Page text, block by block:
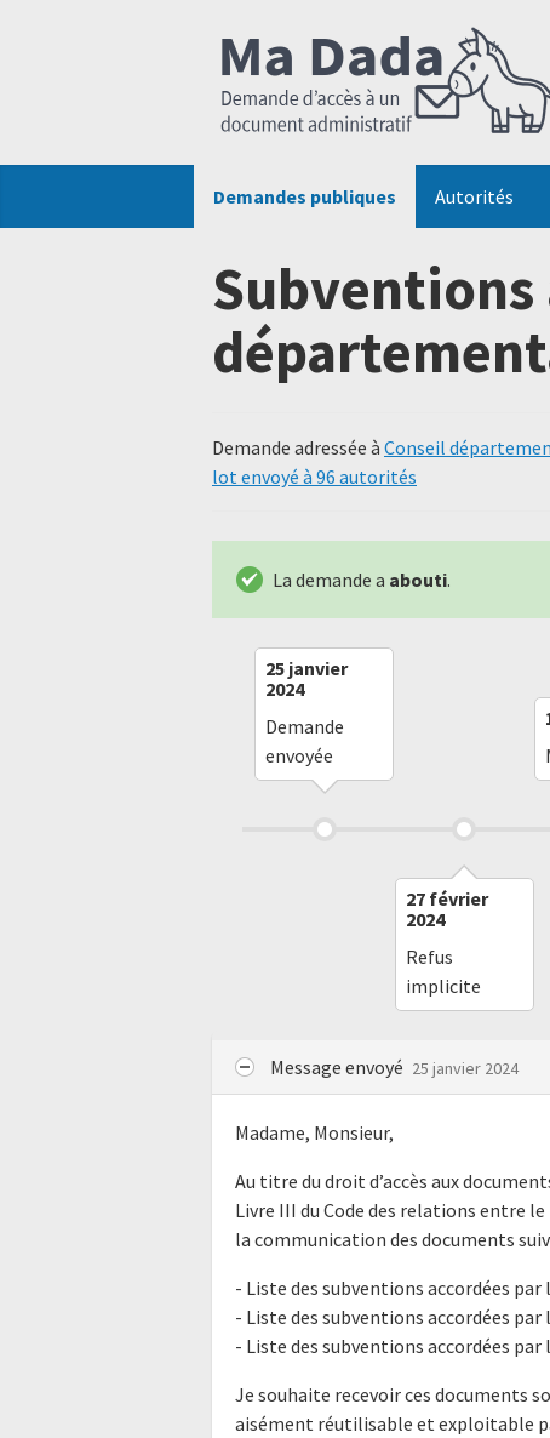
Demandes publiques Autorités
Subventions
Demande adressée à Conseil
lot envoyé à 96 autorités
La demande a abouti.
25 janvier
2024
Demande
envoyée
27 février
2024
Refus
implicite
Message envoyé 25 janvier 2024
Madame, Monsieur,
Au titre du droit d’accès aux
Livre III du Code des relations entre
la communication des documents
- Liste des subventions accordées
- Liste des subventions accordées
- Liste des subventions accordées
Je souhaite recevoir ces documents
aisément réutilisable et exploitable